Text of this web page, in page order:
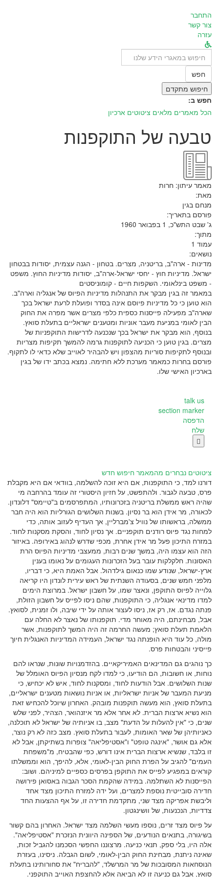
התחבר
צור קשר
עזרה
ב:
חפש
חיפוש מתקדם
חפש ב:
הכל מאמרים מלאים ציטוטים ארכיון
טבעה של התוקפנות
מאמר עיתון: חרות
מאת:
מנחם בגין
פורסם בתאריך:
ג' שבט התש"כ, 1 בפבואר 1960
מתוך:
עמוד 1
נושאים:
מדינות - ארה"ב, בריטניה, מצרים. בטחון - הגנה עצמית, יסודות בבטחון
ישראל. מדיניות חוץ - יחסי ישראל-ארה"ב, יסודות מדיניות החוץ. משפט
- משפט בינלאומי. השקפות חיים - קומוניסטים
במאמר זה בגין מבקר את התנהלות מדיניות הפיוס של אנגליה וארה"ב.
הוא טוען כי כל מדיניות פיוסם אינה בסדר ופועלת לרעת ישראל בכך
שארה"ב מפעילה פייסנות כספית כלפי מצרים אשר מפרה את החוק
הבין לאומי במניעת מעבר אוניות ומטענים ישראליים בתעלת סואץ.
בנוסף, הוא מבקר את ישראל בכך שנכנעה לדרישות התוקפניות של
מצרים. בגין טוען כי הכניעה לתוקפנות גרמה להמשך תקיפות מצריות
ובנוסף לתקיפות סוריות מהצפון ויש להבהיר לאוייב שלא כדאי לו לתקוף.
פורסם בחרות כמאמר מערכת ללא חתימה. נמצא בכתב ידו של בגין
בארכיון האישי שלו.
talk us
section marker
הדפסה
שלח

ציטוטים נבחרים מהמאמר חיפוש חדש
דורנו למד, כי התוקפנות, אם היא זוכה להשלמה, בוודאי אם היא מקבלת
פרס, טבעה לגבור. ולהתפשט, על חזיון היסטורי זה עומד בהרחבה מי
שהיה ראש ממשלת בריטניה בזכרונותיו, המתפרסמים ב"טיימס" דלונדון.
לכאורה, מר אידן הוא בר נסיון. בשנות השלושים הגורליות הוא היה חבר
ממשלה, בראשותו של נוויל צ'מברליין, אך העדיף לעזוב אותה, כדי
למחות נגד פיוס רודנים תוקפניים. אך נסיון לחוד, והסקת מסקנות לחוד.
במזרח התיכון פעל מר אידן אחרת, מכפי שדרש לנהוג באירופה. באיזור
הזה הוא עצמו היה, במשך שנים רבות, ממעצבי מדיניות הפיוס הרת
האסונות. חלקלקות עובר בעל הזכרונות העגומים על נאומו בענין
ארץ-ישראל, שנודע שמו כנאום גילדהול. אבל האמת היא, כי דבריו,
מלפני חמש שנים, בסעודה השנתית של ראש עירית לונדון היו קריאה
גלוייה לפיוס התוקפן, ונאצר שמו, על חשבון ישראל. במרוצת הימים
למדו מדינאי אנגליה, כי התוקפנות, שהם ניסו לפייס על חשבון הזולת,
פנתה נגדם. אז, רק אז, ניסו לעצור אותה על ידי שיבה, ולו זמנית, לסואץ.
אבל, מבחינתם, היה מאוחר מדי. תוקפנותו של נאצר לא החלה עם
הלאמת תעלת סואץ; מעשה החרמה זה היה המשך לתוקפנות, אשר
מולה, כל עוד היא הופנתה נגד ישראל, העמידה המדיניות האנגלית חיוך
פייסיני והבטחות פרס.
כך נוהגים גם המדינאים האמיריקאיים. בהזדמנויות שונות, שנראו להם
נוחות, או חשובות, הם הודיעו, כי למדו לקח מנסיון הפיוס האומלל של
שנות השלושים. אבל הודעות לחוד, ומסקנות לחוד, איש לא יכחיש, כי
מניעת המעבר של אניות ישראליות, או אניות נושאות מטענים ישראליים,
בתעלת סואץ, הוא מעשה תוקפנות מובהק. האחרון שיוכל להכחיש זאת
הוא נשיא ארצות הברית. לא אחר אלא מר איזנהואר, הצהיר, לפני שלש
שנים, כי "אין להעלות על הדעת" מצב, בו אניותיה של ישראל לא תוכלנה,
כאניותיהן של שאר האומות, לעבור בתעלת סואץ. מצב כזה לא רק נוצר,
אלא גם אושר, "אינגה טופט" ו"אסטיפליאה" צופרות בשתיקתן, אבל לא
זו בלבד, שנשיא ארצות הברית אינו דורש, כפי שהבטיח, מ"משפחת
העמים" להגיב על הפרת החוק הבין-לאומי, אלא, להיפך, הוא וממשלתו
קוראים במפגיע לפייס את התוקפן בפרסים כספיים למיניהם. ושוב:
הפייסנות לא השתלמה. במידה שהקמת הסכר הגבוה באסואן פירושה
חדירה סובייטית נוספת למצרים, ועל ידה למזרח התיכון מצד אחד
וליבשת אפריקה מצד שני, מתקדמת חדירה זו, על אף ההצעות החד
צדדיות, הנכנעות, של וושינגטון.
על פיוס מצד זרים, נוספו מעשי השלמה מצד ישראל. האחרון בהם קשור
בשיגורה, בתנאים הנודעים, של הספינה היוונית הנזכרת "אסטיפליאה".
אלה היו, בלי ספק, תנאי כניעה. מרצוננו החפשי הסכמנו להגביל זכות,
שאינה ניתנת, מבחינת החוק הבין-לאומי, לשום הגבלה. ניסינו, בעזרת
הנוסחאות המסובכות של מר המרשלד, "להבריח" את סחורותינו בתעלת
סואץ, אבל גם כניעה זו לא הביאה אלא להחצפת האוייב התוקפני.